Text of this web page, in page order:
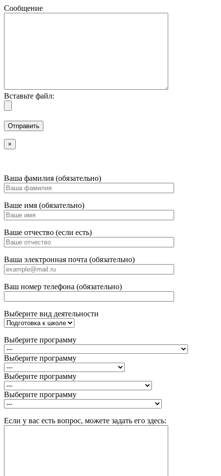
Сообщение
Вставьте файл:
×
Ваша фамилия (обязательно)
Ваше имя (обязательно)
Ваше отчество (если есть)
Ваша электронная почта (обязательно)
Ваш номер телефона (обязательно)
Выберите вид деятельности
Выберите программу
Выберите программу
Выберите программу
Выберите программу
Если у вас есть вопрос, можете задать его здесь: